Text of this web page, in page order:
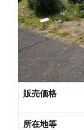
販売価格
所在地等